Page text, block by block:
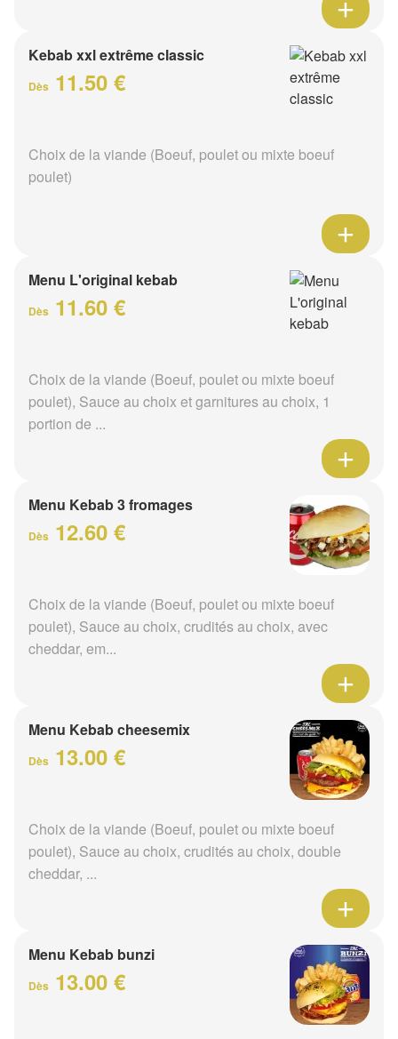
Kebab xxl extrême classic
Dès 11.50 €
Choix de la viande (Boeuf, poulet ou mixte boeuf
poulet)
Menu L'original kebab
Dès 11.60 €
Choix de la viande (Boeuf, poulet ou mixte boeuf
poulet), Sauce au choix et garnitures au choix, 1
portion de ...
Menu Kebab 3 fromages
Dès 12.60 €
Choix de la viande (Boeuf, poulet ou mixte boeuf
poulet), Sauce au choix, crudités au choix, avec
cheddar, em...
Menu Kebab cheesemix
Dès 13.00 €
Choix de la viande (Boeuf, poulet ou mixte boeuf
poulet), Sauce au choix, crudités au choix, double
cheddar, ...
Menu Kebab bunzi
Dès 13.00 €